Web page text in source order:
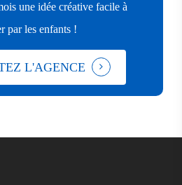
une idée créative facile à
par les enfants !
L'AGENCE